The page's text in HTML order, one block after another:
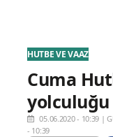
HUTBE VE VAAZ
Cuma
yolculuğu
05.06.2020 - 10:39 |
- 10:39